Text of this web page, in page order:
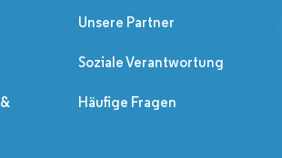
Unsere Partner
Soziale Verantwortung
Häufige Fragen